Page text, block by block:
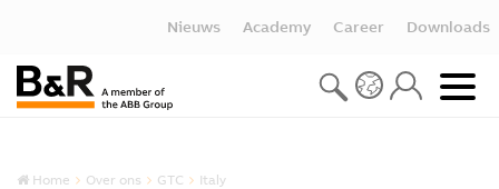
Nieuws Academy Career Downloads
Home Over ons GTC Italy